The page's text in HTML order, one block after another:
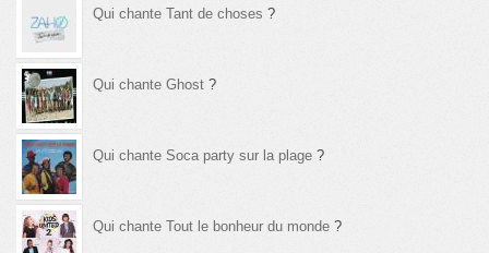
Qui chante Tant de choses ?
Qui chante Ghost ?
Qui chante Soca party sur la plage ?
Qui chante Tout le bonheur du monde ?